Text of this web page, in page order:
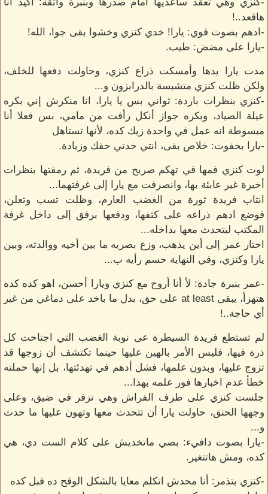
هاقعد..!
-ادهم بصوت قوي: يارا! خدي كنزي وخشوا بقى جوا، الله!
-يارا على مضض: طيب.
مدت يارا يدها وأمسكت ذراع كنزي، وحاولت دفعها للخلف،
ولكن ظلت كنزي متشبسة بالدرابزون و...
-كنزي بنظرات باردة: ثواني بس يا يارا، انا منكرش إني بكره
عيلة الصياد، وبكره جواز أنكل رأفت من مامي، بس فعلا أنا
مبسوطة انه عمل في واحدة زيك كده، لأنها تستاهل
-يارا بخفوت: خلاص بقى، انتي خدتي حقك وزيادة.
لوت كنزي فمها في تهكم صريح من فريدة، ثم رمقتها بنظرات
أخيرة غير عابئة بها، وانصرفت مع يارا إلى غرفتهما...
انتاب فريدة ثورة من الغضب العارم، وظلت تسب وتعلن،
فوضع ادهم ذراعه على كتفها، ودفعها برفق إلى داخل غرفة
المكتب ليتحدث معها بداخله...
احتار عمر إلى أين يذهب، وزع بصريه ما بين أخيه ووالدته، وبين
يارا وكنزي، وفي النهاية حسم رأيه ب...
-عمر بنبرة جادة: لأ أنا أروح مع كنزي ويارا أحسن، اهو كده كده
هتهزأ، يبقى at least على حق، بدل ما باخد على دماغي من غير
أي حاجة..!
لم تستطع فريدة السيطرة عى نوبة الغضب التي اجتاحت كل
ذرة فيها، فليس الأمر بالهين عليها حينما تكتشف أن زوجها قد
تزوج عليها، وبدون علمها، فشل أدهم في تهدئتها، بل إنها حملته
خطأ عدم اخبارها فور علمه بهذا...
جلست كنزي على طرف الفراش وهي تزفر في ضيق، وعلى
وجهها الحنق، حاولت يارا أن تتحدث معها وتهون عليها ما حدث
و...
-يارا بصوت دافيء: بصي ماتخديش على كلام الست دي، هي
كده، ومش هاتتغير.
-كنزي بتذمر: أنا محدش اتكلم معايا بالشكل الوقح ده قبل كده